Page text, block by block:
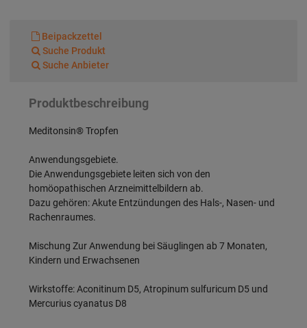
Beipackzettel
Suche Produkt
Suche Anbieter
Produktbeschreibung
Meditonsin® Tropfen
Anwendungsgebiete.
Die Anwendungsgebiete leiten sich von den
homöopathischen Arzneimittelbildern ab.
Dazu gehören: Akute Entzündungen des Hals-, Nasen- und
Rachenraumes.
Mischung Zur Anwendung bei Säuglingen ab 7 Monaten,
Kindern und Erwachsenen
Wirkstoffe: Aconitinum D5, Atropinum sulfuricum D5 und
Mercurius cyanatus D8